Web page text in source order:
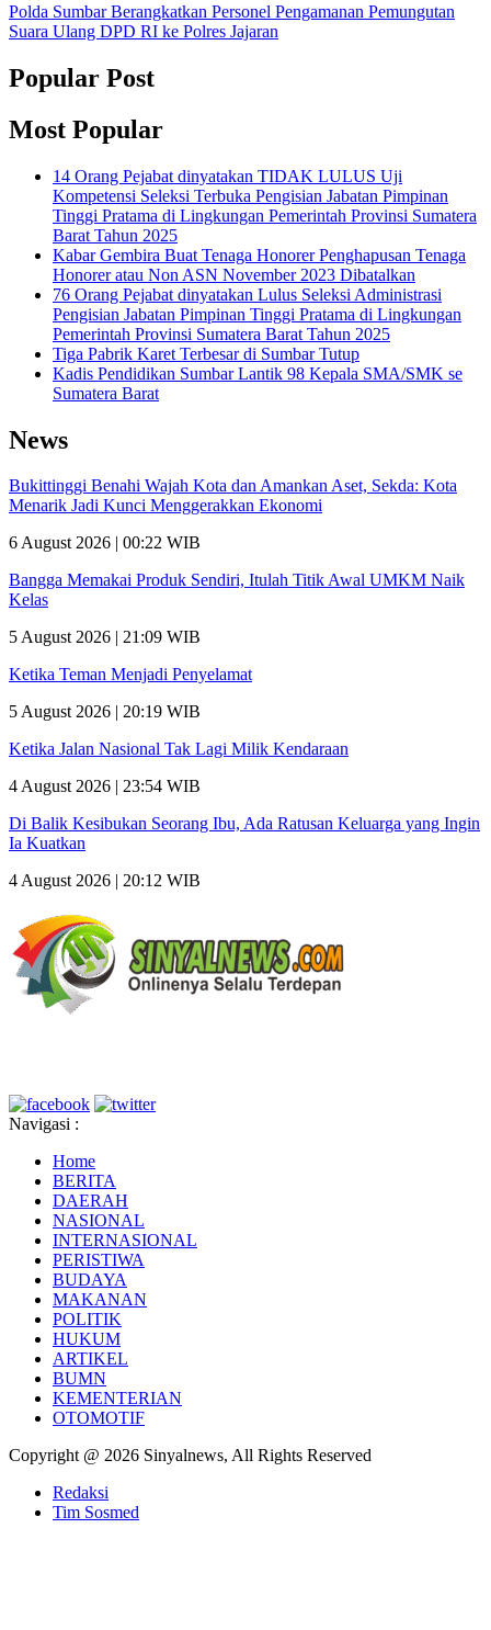
Polda Sumbar Berangkatkan Personel Pengamanan Pemungutan
Suara Ulang DPD RI ke Polres Jajaran
Popular Post
Most Popular
14 Orang Pejabat dinyatakan TIDAK LULUS Uji
Kompetensi Seleksi Terbuka Pengisian Jabatan Pimpinan
Tinggi Pratama di Lingkungan Pemerintah Provinsi Sumatera
Barat Tahun 2025
Kabar Gembira Buat Tenaga Honorer Penghapusan Tenaga
Honorer atau Non ASN November 2023 Dibatalkan
76 Orang Pejabat dinyatakan Lulus Seleksi Administrasi
Pengisian Jabatan Pimpinan Tinggi Pratama di Lingkungan
Pemerintah Provinsi Sumatera Barat Tahun 2025
Tiga Pabrik Karet Terbesar di Sumbar Tutup
Kadis Pendidikan Sumbar Lantik 98 Kepala SMA/SMK se
Sumatera Barat
News
Bukittinggi Benahi Wajah Kota dan Amankan Aset, Sekda: Kota
Menarik Jadi Kunci Menggerakkan Ekonomi
6 August 2026 | 00:22 WIB
Bangga Memakai Produk Sendiri, Itulah Titik Awal UMKM Naik
Kelas
5 August 2026 | 21:09 WIB
Ketika Teman Menjadi Penyelamat
5 August 2026 | 20:19 WIB
Ketika Jalan Nasional Tak Lagi Milik Kendaraan
4 August 2026 | 23:54 WIB
Di Balik Kesibukan Seorang Ibu, Ada Ratusan Keluarga yang Ingin
Ia Kuatkan
4 August 2026 | 20:12 WIB
Navigasi :
Home
BERITA
DAERAH
NASIONAL
INTERNASIONAL
PERISTIWA
BUDAYA
MAKANAN
POLITIK
HUKUM
ARTIKEL
BUMN
KEMENTERIAN
OTOMOTIF
Copyright @ 2026 Sinyalnews, All Rights Reserved
Redaksi
Tim Sosmed